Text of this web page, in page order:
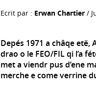
Ecrit par : Erwan Chartier /
Depés 1971 a châqe
drao o le FEO/FIL qi l’a
met a viendr pus d’ene
merche e come verrine